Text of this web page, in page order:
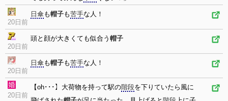
20日前
日傘も帽子も苦手な人！
20日前
頭と顔が大きくても似合う 帽子
20日前
日傘も帽子も苦手な人！
20日前
【oh･･･】大荷物を持って駅の階段を下りていたら風に